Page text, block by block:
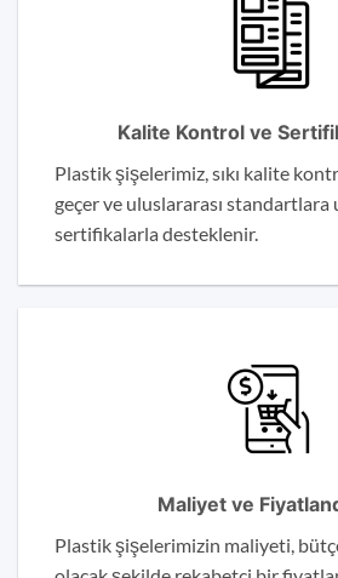
Kalite Kontrol ve
Plastik şişelerimiz, sıkı kalite
geçer ve uluslararası standartlara
sertifikalarla desteklenir.
Maliyet ve
Plastik şişelerimizin maliyeti,